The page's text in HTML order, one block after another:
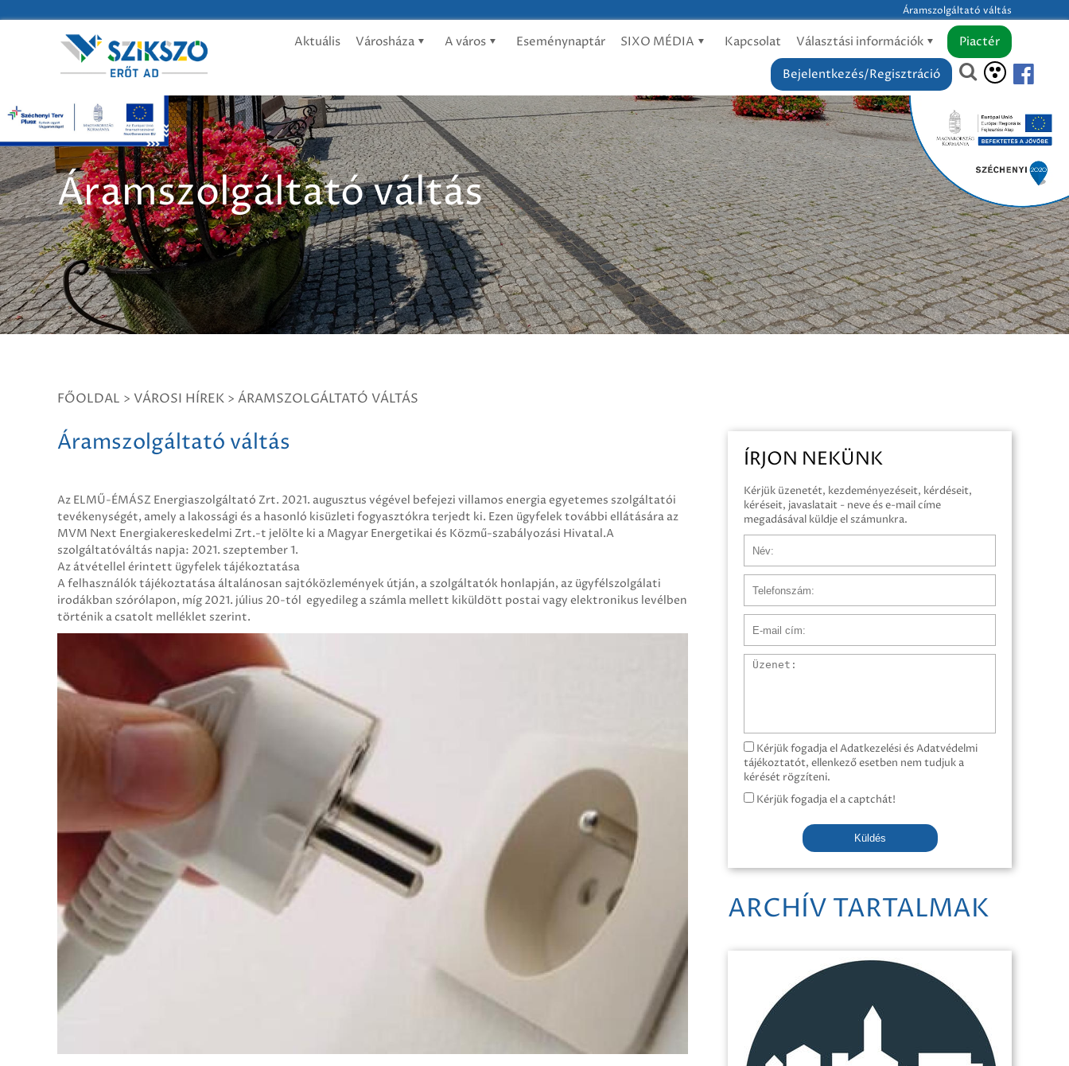
Áramszolgáltató váltás
Aktuális Városháza A város Eseménynaptár SIXO MÉDIA Kapcsolat Választási információk
Piactér
Bejelentkezés/Regisztráció
Áramszolgáltató váltás
FŐOLDAL > VÁROSI HÍREK > ÁRAMSZOLGÁLTATÓ VÁLTÁS
Áramszolgáltató váltás
Az ELMŰ-ÉMÁSZ Energiaszolgáltató Zrt. 2021. augusztus végével befejezi villamos energia egyetemes szolgáltatói
tevékenységét, amely a lakossági és a hasonló kisüzleti fogyasztókra terjedt ki. Ezen ügyfelek további ellátására az
MVM Next Energiakereskedelmi Zrt.-t jelölte ki a Magyar Energetikai és Közmű-szabályozási Hivatal.A
szolgáltatóváltás napja: 2021. szeptember 1.
Az átvétellel érintett ügyfelek tájékoztatása
A felhasználók tájékoztatása általánosan sajtóközlemények útján, a szolgáltatók honlapján, az ügyfélszolgálati
irodákban szórólapon, míg 2021. július 20-tól egyedileg a számla mellett kiküldött postai vagy elektronikus levélben
történik a csatolt melléklet szerint.
ÍRJON NEKÜNK
Kérjük üzenetét, kezdeményezéseit, kérdéseit,
kéréseit, javaslatait - neve és e-mail címe
megadásával küldje el számunkra.
Üzenet
Kérjük fogadja el Adatkezelési és Adatvédelmi
tájékoztatót, ellenkező esetben nem tudjuk a
kérését rögzíteni.
Kérjük fogadja el a captchát!
Küldés
ARCHÍV TARTALMAK